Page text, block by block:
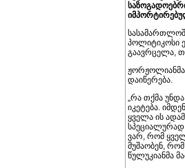
პოლიტიკოსი
გაავრცელა,
ჟორჟოლიანმა
დაიწერება.
„რა თქმა
იკეტება.
ყველა ის
სპეციალურად
ვარ, რომ
მუშაობენ,
წულუკიანმა